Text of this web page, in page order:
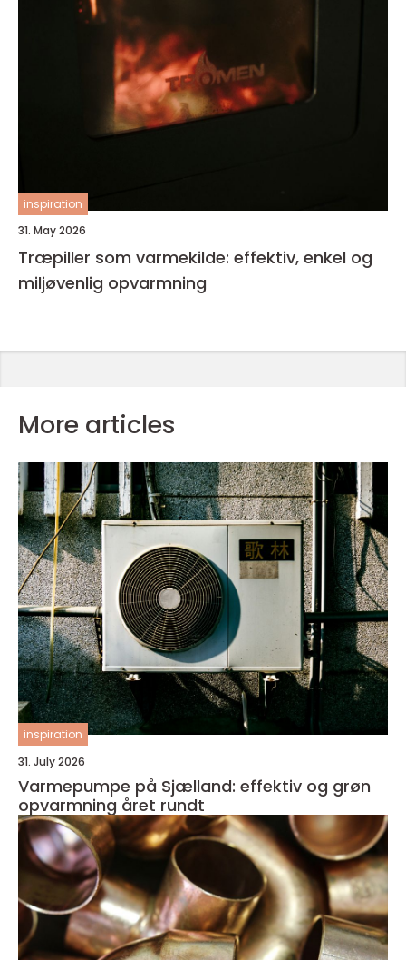
inspiration
31. May 2026
Træpiller som varmekilde: effektiv, enkel og
miljøvenlig opvarmning
More articles
inspiration
31. July 2026
Varmepumpe på Sjælland: effektiv og grøn
opvarmning året rundt